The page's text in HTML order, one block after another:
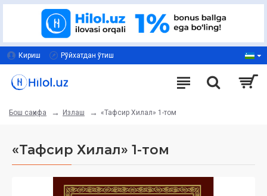
Кириш Рўйхатдан ўтиш
Бош саҳифа Излаш «Тафсир Хилал» 1-том
«Тафсир Хилал» 1-том